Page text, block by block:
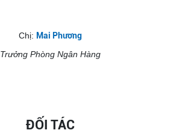
Chị: Mai Phương
Trưởng Phòng Ngân Hàng
ĐỐI TÁC